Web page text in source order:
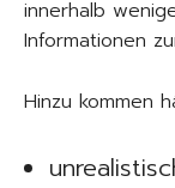
innerhalb
Informationen
Hinzu kommen